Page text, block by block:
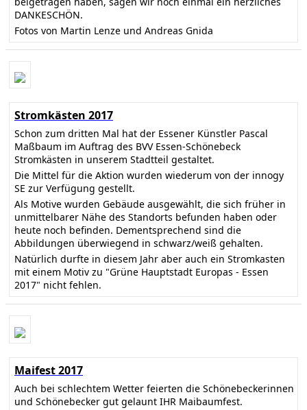
DANKESCHÖN.
Fotos von Martin Lenze und Andreas Gnida
Stromkästen 2017
Schon zum dritten Mal hat der Essener Künstler Pascal
Maßbaum im Auftrag des BVV Essen-Schönebeck
Stromkästen in unserem Stadtteil gestaltet.
Die Mittel für die Aktion wurden wiederum von der innogy
SE zur Verfügung gestellt.
Als Motive wurden Gebäude ausgewählt, die sich früher in
unmittelbarer Nähe des Standorts befunden haben oder
heute noch befinden. Dementsprechend sind die
Abbildungen überwiegend in schwarz/weiß gehalten.
Natürlich durfte in diesem Jahr aber auch ein Stromkasten
mit einem Motiv zu "Grüne Hauptstadt Europas - Essen
2017" nicht fehlen.
Maifest 2017
Auch bei schlechtem Wetter feierten die Schönebeckerinnen
und Schönebecker gut gelaunt IHR Maibaumfest.